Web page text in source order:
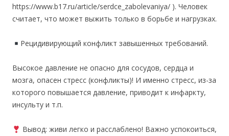
https://www.b17.ru/article/serdce_zabolevaniya/ ). Человек
считает, что может выжить только в борьбе и нагрузках.
Рецидивирующий конфликт завышенных требований.
Высокое давление не опасно для сосудов, сердца и
мозга, опасен стресс (конфликты)! И именно стресс, из-за
которого повышается давление, приводит к инфаркту,
инсульту и т.п.
Вывод: живи легко и расслаблено! Важно успокоиться,